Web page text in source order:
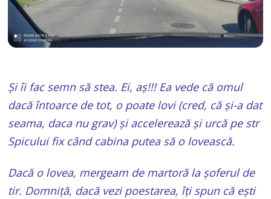
Și îi fac semn să stea. Ei, aș!!! Ea vede că omul
dacă întoarce de tot, o poate lovi (cred, că și-a dat
seama, daca nu grav) și accelerează și urcă pe str
Spicului fix când cabina putea să o lovească.
Dacă o lovea, mergeam de martoră la șoferul de
tir. Domniță, dacă vezi poestarea, îți spun că ești